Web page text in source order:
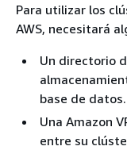
Para utilizar los
AWS, necesitará
Un directorio
base de datos.
Una Amazon
entre su